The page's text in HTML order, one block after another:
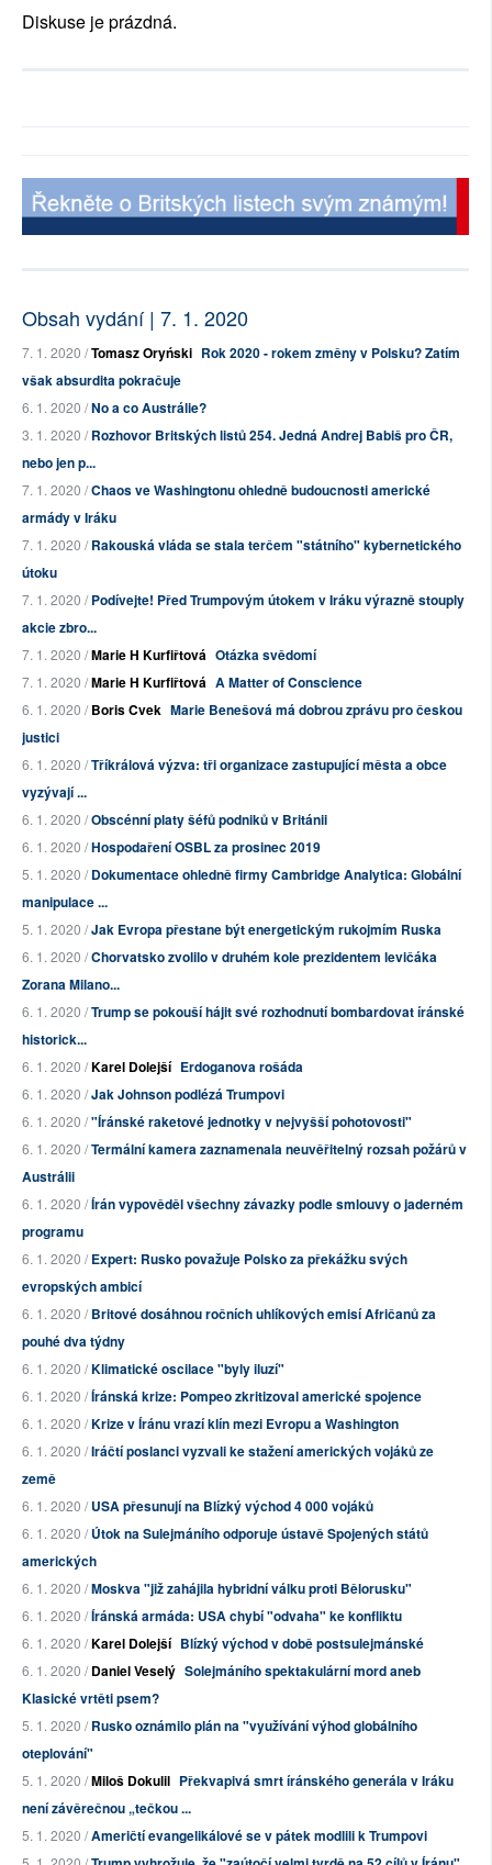
Diskuse je prázdná.
Obsah vydání | 7. 1. 2020
7. 1. 2020 /Tomasz Oryński Rok 2020 - rokem změny v Polsku? Zatím
však absurdita pokračuje
6. 1. 2020 /No a co Austrálie?
3. 1. 2020 /Rozhovor Britských listů 254. Jedná Andrej Babiš pro ČR,
nebo jen p...
7. 1. 2020 /Chaos ve Washingtonu ohledně budoucnosti americké
armády v Iráku
7. 1. 2020 /Rakouská vláda se stala terčem "státního" kybernetického
útoku
7. 1. 2020 /Podívejte! Před Trumpovým útokem v Iráku výrazně stouply
akcie zbro...
7. 1. 2020 /Marie H Kurfiřtová Otázka svědomí
7. 1. 2020 /Marie H Kurfiřtová A Matter of Conscience
6. 1. 2020 /Boris Cvek Marie Benešová má dobrou zprávu pro českou
justici
6. 1. 2020 /Tříkrálová výzva: tři organizace zastupující města a obce
vyzývají ...
6. 1. 2020 /Obscénní platy šéfů podniků v Británii
6. 1. 2020 /Hospodaření OSBL za prosinec 2019
5. 1. 2020 /Dokumentace ohledně firmy Cambridge Analytica: Globální
manipulace ...
5. 1. 2020 /Jak Evropa přestane být energetickým rukojmím Ruska
6. 1. 2020 /Chorvatsko zvolilo v druhém kole prezidentem levičáka
Zorana Milano...
6. 1. 2020 /Trump se pokouší hájit své rozhodnutí bombardovat íránské
historick...
6. 1. 2020 /Karel Dolejší Erdoganova rošáda
6. 1. 2020 /Jak Johnson podlézá Trumpovi
6. 1. 2020 /"Íránské raketové jednotky v nejvyšší pohotovosti"
6. 1. 2020 /Termální kamera zaznamenala neuvěřitelný rozsah požárů v
Austrálii
6. 1. 2020 /Írán vypověděl všechny závazky podle smlouvy o jaderném
programu
6. 1. 2020 /Expert: Rusko považuje Polsko za překážku svých
evropských ambicí
6. 1. 2020 /Britové dosáhnou ročních uhlíkových emisí Afričanů za
pouhé dva týdny
6. 1. 2020 /Klimatické oscilace "byly iluzí"
6. 1. 2020 /Íránská krize: Pompeo zkritizoval americké spojence
6. 1. 2020 /Krize v Íránu vrazí klín mezi Evropu a Washington
6. 1. 2020 /Iráčtí poslanci vyzvali ke stažení amerických vojáků ze
země
6. 1. 2020 /USA přesunují na Blízký východ 4 000 vojáků
6. 1. 2020 /Útok na Sulejmáního odporuje ústavě Spojených států
amerických
6. 1. 2020 /Moskva "již zahájila hybridní válku proti Bělorusku"
6. 1. 2020 /Íránská armáda: USA chybí "odvaha" ke konfliktu
6. 1. 2020 /Karel Dolejší Blízký východ v době postsulejmánské
6. 1. 2020 /Daniel Veselý Solejmáního spektakulární mord aneb
Klasické vrtěti psem?
5. 1. 2020 /Rusko oznámilo plán na "využívání výhod globálního
oteplování"
5. 1. 2020 /Miloš Dokulil Překvapivá smrt íránského generála v Iráku
není závěrečnou „tečkou ...
5. 1. 2020 /Američtí evangelikálové se v pátek modlili k Trumpovi